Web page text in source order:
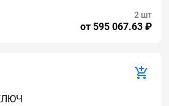
от 595 067.63 ₽
2 шт